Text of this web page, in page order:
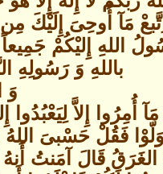
مَآ أُوحِىَ إِلَيْكَ
اللهِ إِليْكُمْ
باللهِ وَ رَسُولِهِ
وَ
أُمِرُوا إِلاَّ
فَقُلْ حَسْبىَ
قَالَ آمَنتُ أَنهُ